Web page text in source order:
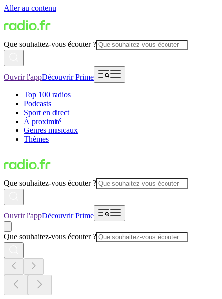
Aller au contenu
Que souhaitez-vous écouter ?
Ouvrir l'appDécouvrir Prime
Top 100 radios
Podcasts
Sport en direct
À proximité
Genres musicaux
Thèmes
Que souhaitez-vous écouter ?
Ouvrir l'appDécouvrir Prime
Que souhaitez-vous écouter ?